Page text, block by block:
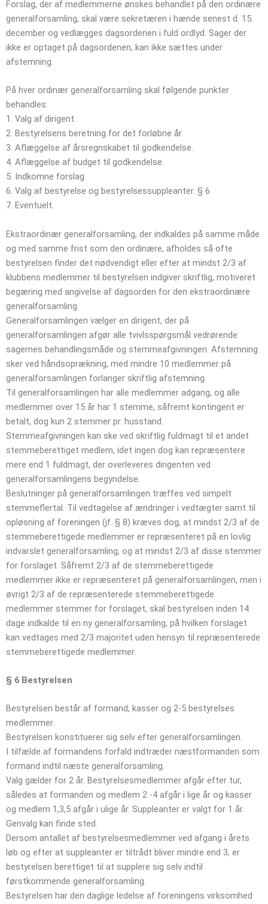
Forslag, der af medlemmerne ønskes behandlet på den ordinære
generalforsamling, skal være sekretæren i hænde senest d. 15.
december og vedlægges dagsordenen i fuld ordlyd. Sager der
ikke er optaget på dagsordenen, kan ikke sættes under
afstemning.
På hver ordinær generalforsamling skal følgende punkter
behandles:
1. Valg af dirigent.
2. Bestyrelsens beretning for det forløbne år.
3. Aflæggelse af årsregnskabet til godkendelse.
4. Aflæggelse af budget til godkendelse.
5. Indkomne forslag
6. Valg af bestyrelse og bestyrelsessuppleanter. § 6
7. Eventuelt.
Ekstraordinær generalforsamling, der indkaldes på samme måde
og med samme frist som den ordinære, afholdes så ofte
bestyrelsen finder det nødvendigt eller efter at mindst 2/3 af
klubbens medlemmer til bestyrelsen indgiver skriftlig, motiveret
begæring med angivelse af dagsorden for den ekstraordinære
generalforsamling.
Generalforsamlingen vælger en dirigent, der på
generalforsamlingen afgør alle tvivlsspørgsmål vedrørende
sagernes behandlingsmåde og stemmeafgivningen. Afstemning
sker ved håndsoprækning, med mindre 10 medlemmer på
generalforsamlingen forlanger skriftlig afstemning.
Til generalforsamlingen har alle medlemmer adgang, og alle
medlemmer over 15 år har 1 stemme, såfremt kontingent er
betalt, dog kun 2 stemmer pr. husstand.
Stemmeafgivningen kan ske ved skriftlig fuldmagt til et andet
stemmeberettiget medlem, idet ingen dog kan repræsentere
mere end 1 fuldmagt, der overleveres dirigenten ved
generalforsamlingens begyndelse.
Beslutninger på generalforsamlingen træffes ved simpelt
stemmeflertal. Til vedtagelse af ændringer i vedtægter samt til
opløsning af foreningen (jf. § 8) kræves dog, at mindst 2/3 af de
stemmeberettigede medlemmer er repræsenteret på en lovlig
indvarslet generalforsamling, og at mindst 2/3 af disse stemmer
for forslaget. Såfremt 2/3 af de stemmeberettigede
medlemmer ikke er repræsenteret på generalforsamlingen, men i
øvrigt 2/3 af de repræsenterede stemmeberettigede
medlemmer stemmer for forslaget, skal bestyrelsen inden 14
dage indkalde til en ny generalforsamling, på hvilken forslaget
kan vedtages med 2/3 majoritet uden hensyn til repræsenterede
stemmeberettigede medlemmer.
§ 6 Bestyrelsen
Bestyrelsen består af formand, kasser og 2-5 bestyrelses
medlemmer.
Bestyrelsen konstituerer sig selv efter generalforsamlingen.
I tilfælde af formandens forfald indtræder næstformanden som
formand indtil næste generalforsamling.
Valg gælder for 2 år. Bestyrelsesmedlemmer afgår efter tur,
således at formanden og medlem 2 -4 afgår i lige år og kasser
og medlem 1,3,5 afgår i ulige år. Suppleanter er valgt for 1 år.
Genvalg kan finde sted.
Dersom antallet af bestyrelsesmedlemmer ved afgang i årets
løb og efter at suppleanter er tiltrådt bliver mindre end 3, er
bestyrelsen berettiget til at supplere sig selv indtil
førstkommende generalforsamling.
Bestyrelsen har den daglige ledelse af foreningens virksomhed